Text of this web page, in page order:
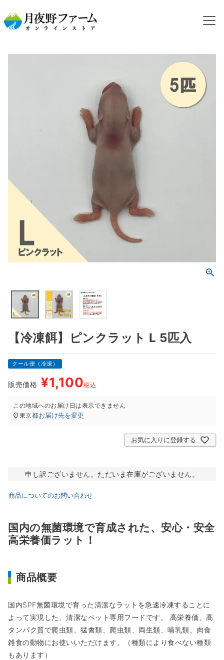
【冷凍餌】ピンクラット L 5匹入
クール便（冷凍）
販売価格 ¥1,100税込
この地域へのお届け日は表示できません
東京都お届け先を変更
お気に入りに登録する
申し訳ございません。ただいま在庫がございません。
商品についてのお問い合わせ
国内の無菌環境で育成された、安心・安全
高栄養価ラット！
商品概要
国内SPF無菌環境で育った清潔なラットを急速冷凍することに
よって実現した、清潔なペット専用フードです。 高栄養価、高
タンパク質で爬虫類、猛禽類、爬虫類、両生類、哺乳類、肉食
雑食の動物にお使いいただけます。（種類により食べない種類
もあります）